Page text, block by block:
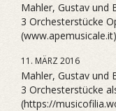
Mahler, Gustav und
3 Orchesterstücke
(www.apemusicale.it)
11. MÄRZ 2016
Mahler, Gustav und
3 Orchesterstücke
(https://